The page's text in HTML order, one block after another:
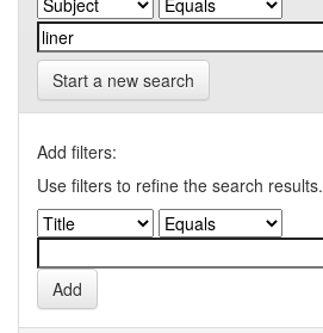
Start a new search
Add filters:
Use filters to refine the search results.